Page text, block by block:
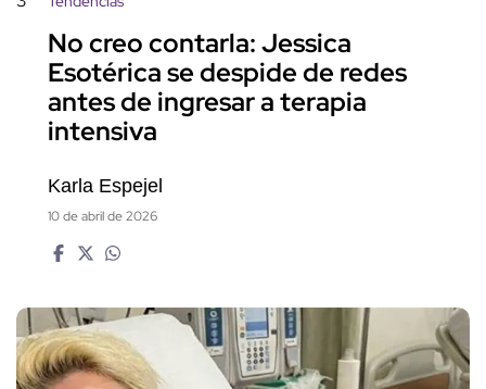
No creo contarla: Jessica
Esotérica se despide de redes
antes de ingresar a terapia
intensiva
Karla Espejel
10 de abril de 2026